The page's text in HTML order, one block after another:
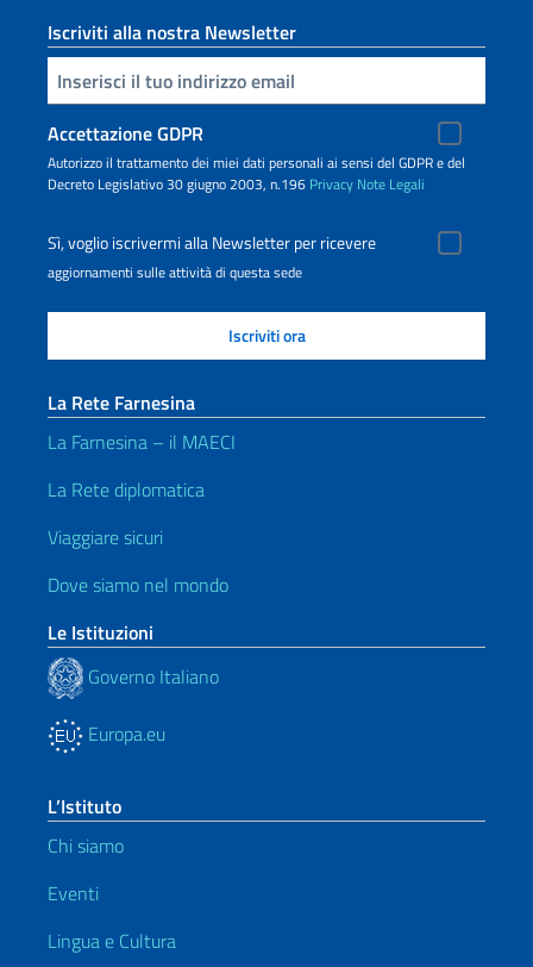
Iscriviti alla nostra Newsletter
Inserisci la tua email
Accettazione GDPR
Autorizzo il trattamento dei miei dati personali ai sensi del GDPR e del
Decreto Legislativo 30 giugno 2003, n.196 Privacy Note Legali
Sì, voglio iscrivermi alla Newsletter per ricevere
aggiornamenti sulle attività di questa sede
La Rete Farnesina
La Farnesina – il MAECI
La Rete diplomatica
Viaggiare sicuri
Dove siamo nel mondo
Le Istituzioni
Governo Italiano
Europa.eu
L’Istituto
Chi siamo
Eventi
Lingua e Cultura